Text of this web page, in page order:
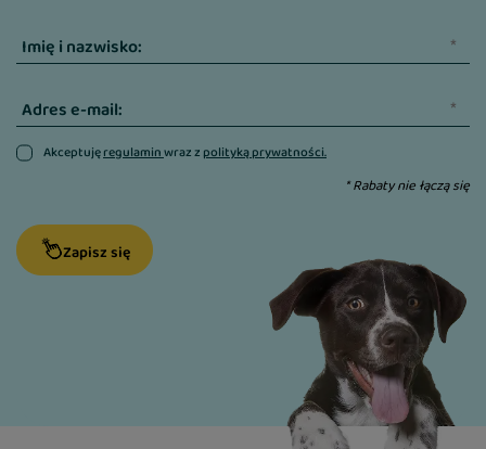
cennych minerałów, takich jak magnez i żelazo,
które wspomagają pracę serca i pomagają
utrzymać mocne, zdrowe kości.
Zdrowe serce i lśniąca okrywa włosowa
Elegancja i zdrowie idą w parze. Dodatek
dawka nienasyconych kwasów tłuszczowych
Omega-3. Dzięki nim układ sercowo-naczyniowy
funkcjonuje bez zarzutu, a skóra i sierść zyskują
barierę ochronną oraz spektakularny, naturalny
Imię i nazwisko:
Adres e-mail:
Akceptujęregulaminwraz zpolityką prywatności.
* Rabaty nie łączą się
Zapisz się